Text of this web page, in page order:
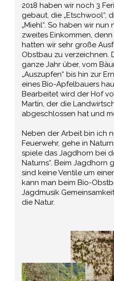
2018 haben wir noch 3
gebaut, die „Etschwool“,
„Miehl“. So haben wir
zweites Einkommen,
hatten wir sehr große
Obstbau zu verzeichnen.
ganze Jahr über, vom
„Auszupfen“ bis hin zur
eines Bio-Apfelbauers
Bearbeitet wird der Hof
Martin, der die
abgeschlossen hat und
Neben der Arbeit bin ich
Feuerwehr, gehe in
spiele das Jagdhorn bei
Naturns“. Beim Jagdhorn
sind keine Ventile um
kann man beim Bio-
Jagdmusik
die Natur.